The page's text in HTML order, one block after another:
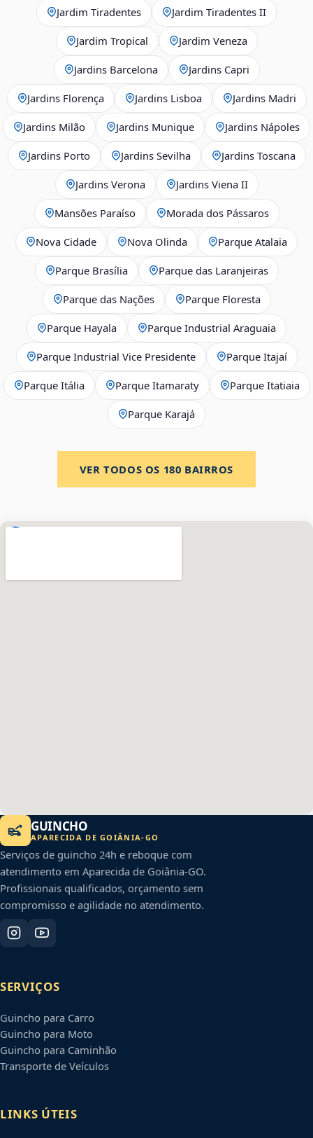
Jardim Tiradentes Jardim Tiradentes II
Jardim Tropical Jardim Veneza
Jardins Barcelona Jardins Capri
Jardins Florença Jardins Lisboa Jardins Madri
Jardins Milão Jardins Munique Jardins Nápoles
Jardins Porto Jardins Sevilha Jardins Toscana
Jardins Verona Jardins Viena II
Mansões Paraíso Morada dos Pássaros
Nova Cidade Nova Olinda Parque Atalaia
Parque Brasília Parque das Laranjeiras
Parque das Nações Parque Floresta
Parque Hayala Parque Industrial Araguaia
Parque Industrial Vice Presidente Parque Itajaí
Parque Itália Parque Itamaraty Parque Itatiaia
Parque Karajá
VER TODOS OS 180 BAIRROS
GUINCHO
APARECIDA DE GOIÂNIA-GO
Serviços de guincho 24h e reboque com
atendimento em Aparecida de Goiânia-GO.
Profissionais qualificados, orçamento sem
compromisso e agilidade no atendimento.
SERVIÇOS
Guincho para Carro
Guincho para Moto
Guincho para Caminhão
Transporte de Veículos
LINKS ÚTEIS